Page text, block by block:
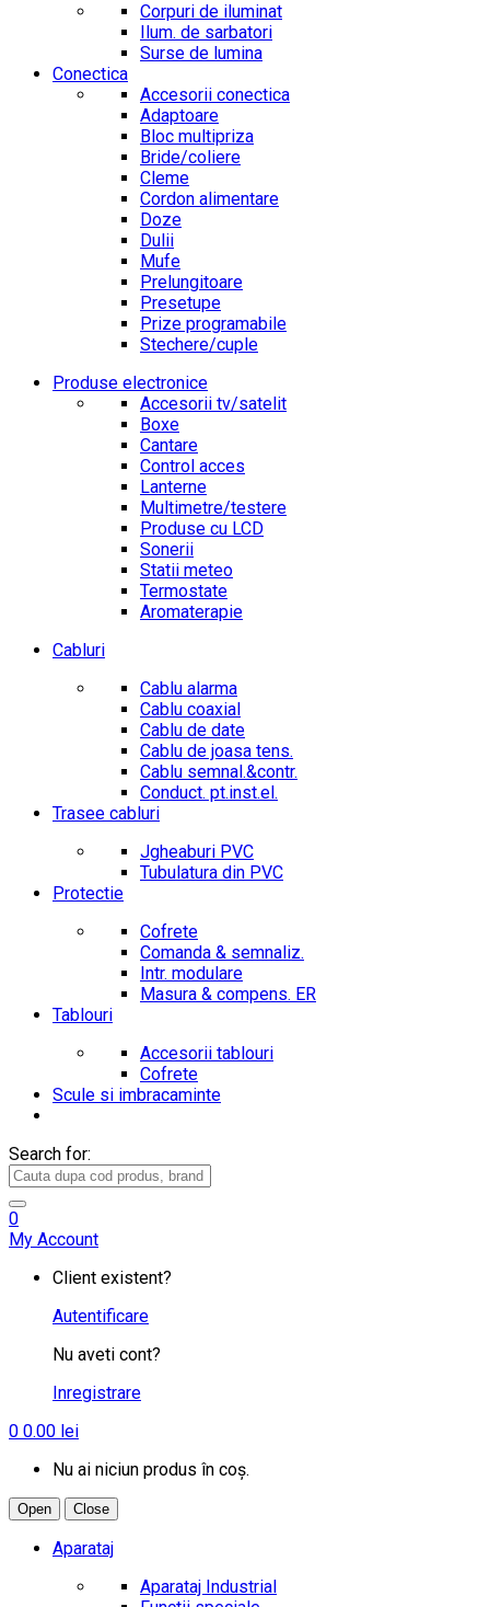
Corpuri de iluminat
Ilum. de sarbatori
Surse de lumina
Conectica
Accesorii conectica
Adaptoare
Bloc multipriza
Bride/coliere
Cleme
Cordon alimentare
Doze
Dulii
Mufe
Prelungitoare
Presetupe
Prize programabile
Stechere/cuple
Produse electronice
Accesorii tv/satelit
Boxe
Cantare
Control acces
Lanterne
Multimetre/testere
Produse cu LCD
Sonerii
Statii meteo
Termostate
Aromaterapie
Cabluri
Cablu alarma
Cablu coaxial
Cablu de date
Cablu de joasa tens.
Cablu semnal.&contr.
Conduct. pt.inst.el.
Trasee cabluri
Jgheaburi PVC
Tubulatura din PVC
Protectie
Cofrete
Comanda & semnaliz.
Intr. modulare
Masura & compens. ER
Tablouri
Accesorii tablouri
Cofrete
Scule si imbracaminte
Search for:
0
My Account
Client existent?
Autentificare
Nu aveti cont?
Inregistrare
0 0.00 lei
Nu ai niciun produs în coș.
Open Close
Aparataj
Aparataj Industrial